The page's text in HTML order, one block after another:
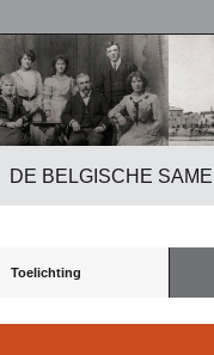
DE BELGISCHE
Toelichting